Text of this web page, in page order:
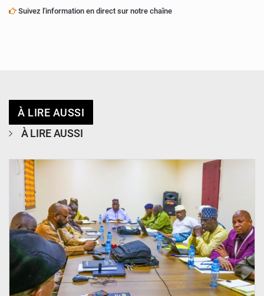
Suivez l'information en direct sur notre chaîne
À LIRE AUSSI
À LIRE AUSSI